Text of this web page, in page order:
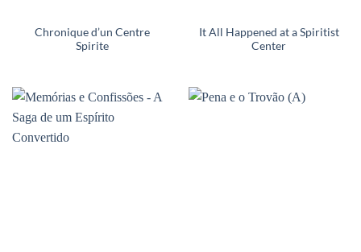
Chronique d’un Centre
Spirite
It All Happened at a Spiritist
Center